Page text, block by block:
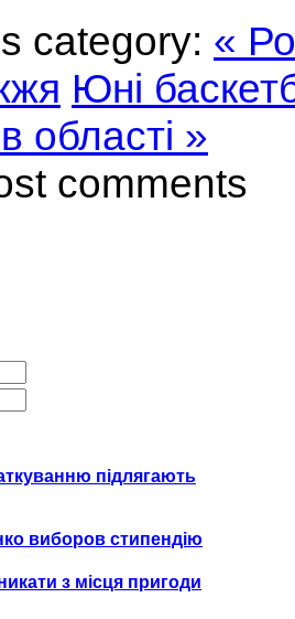
category: «
Юні
області »
comments
підлягають
виборов стипендію
з місця пригоди